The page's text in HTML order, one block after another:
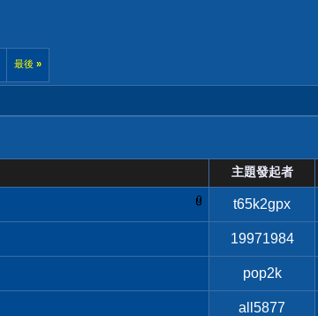
最後 »
主題發起者
t65k2gpx
19971984
pop2k
all5877